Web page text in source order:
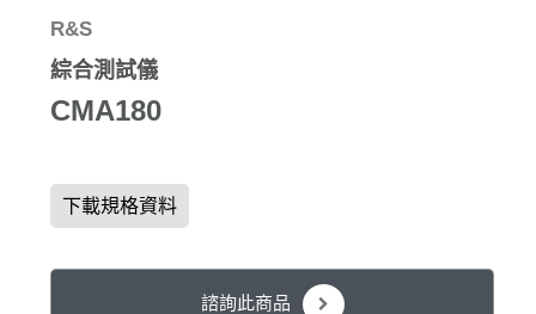
R&S
綜合測試儀
CMA180
下載規格資料
諮詢此商品